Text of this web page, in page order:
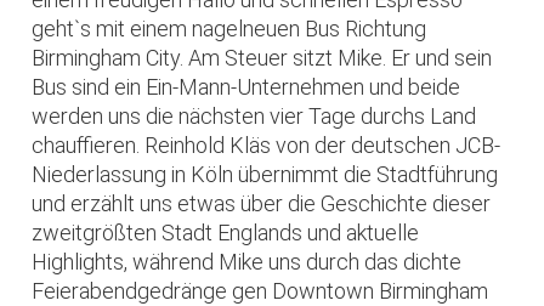
geht`s mit einem nagelneuen Bus Richtung
Birmingham City. Am Steuer sitzt Mike. Er und sein
Bus sind ein Ein-Mann-Unternehmen und beide
werden uns die nächsten vier Tage durchs Land
chauffieren. Reinhold Kläs von der deutschen JCB-
Niederlassung in Köln übernimmt die Stadtführung
und erzählt uns etwas über die Geschichte dieser
zweitgrößten Stadt Englands und aktuelle
Highlights, während Mike uns durch das dichte
Feierabendgedränge gen Downtown Birmingham